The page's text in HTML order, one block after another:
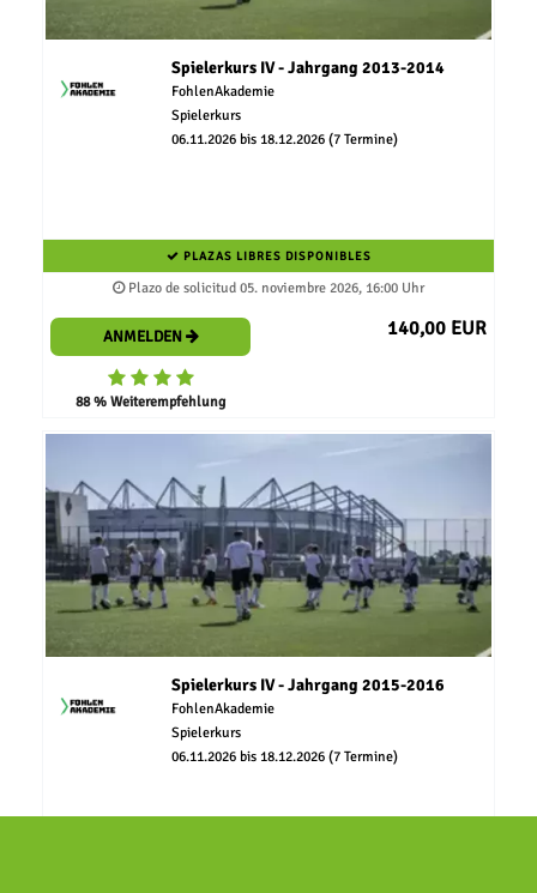
Spielerkurs IV - Jahrgang 2013-2014
FohlenAkademie
Spielerkurs
06.11.2026 bis 18.12.2026 (7 Termine)
PLAZAS LIBRES DISPONIBLES
Plazo de solicitud 05. noviembre 2026, 16:00 Uhr
ANMELDEN
88 % Weiterempfehlung
140,00 EUR
Spielerkurs IV - Jahrgang 2015-2016
FohlenAkademie
Spielerkurs
06.11.2026 bis 18.12.2026 (7 Termine)